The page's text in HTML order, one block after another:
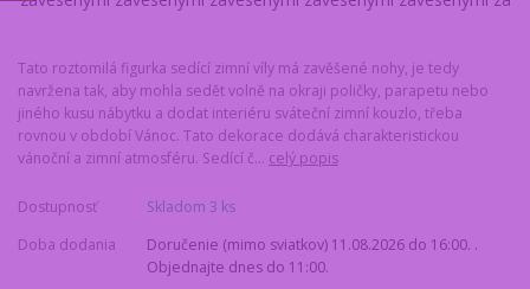
Tato roztomilá figurka sedící zimní víly má zavěšené nohy, je tedy
navržena tak, aby mohla sedět volně na okraji poličky, parapetu nebo
jiného kusu nábytku a dodat interiéru sváteční zimní kouzlo, třeba
rovnou v období Vánoc. Tato dekorace dodává charakteristickou
vánoční a zimní atmosféru. Sedící č... celý popis
Dostupnosť
Skladom 3 ks
Doba dodania
Doručenie (mimo sviatkov) 11.08.2026 do 16:00. .
Objednajte dnes do 11:00.